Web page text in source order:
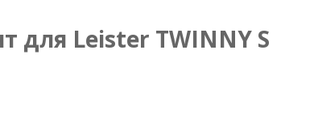
для Leister TWINNY S